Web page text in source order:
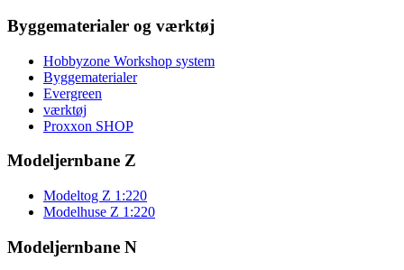
Byggematerialer og værktøj
Hobbyzone Workshop system
Byggematerialer
Evergreen
værktøj
Proxxon SHOP
Modeljernbane Z
Modeltog Z 1:220
Modelhuse Z 1:220
Modeljernbane N